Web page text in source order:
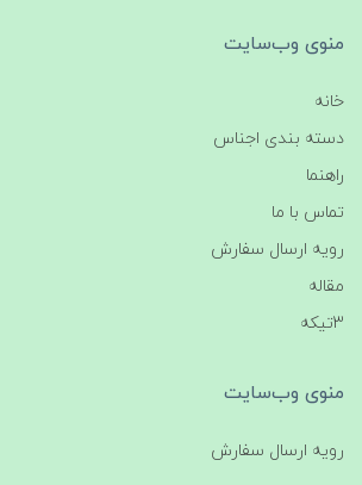
منوی وب‌سایت
خانه
دسته بندی اجناس
راهنما
تماس با ما
رویه ارسال سفارش
مقاله
3تیکه
منوی وب‌سایت
رویه ارسال سفارش